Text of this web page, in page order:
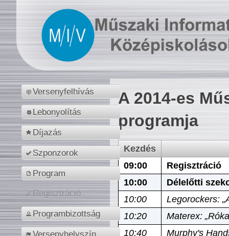
Versenyfelhívás
Lebonyolítás
Díjazás
Szponzorok
Program
Regisztráció
Programbizottság
Versenyhelyszín
A 2014-es
programja
Kezdés
09:00
Regisztráció
10:00
Délelőtti
10:00
Legorockers:
10:20
Materex:
10:40
Murphy's